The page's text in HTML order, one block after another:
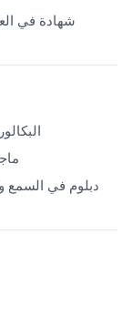
شهادة في
دبلوم في السمع